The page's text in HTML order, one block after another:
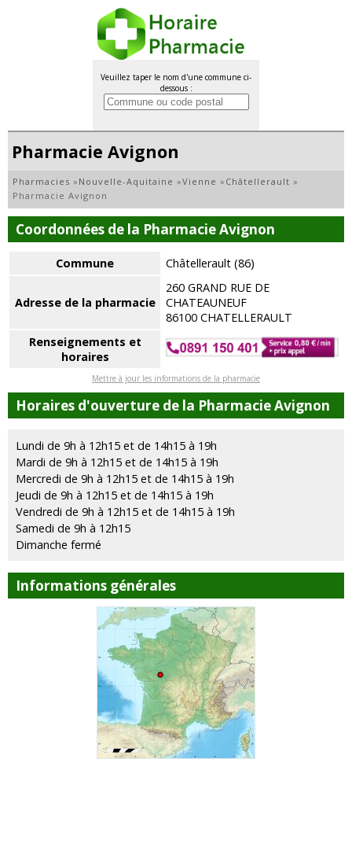
Veuillez taper le nom d'une commune ci-
dessous :
Pharmacie Avignon
Pharmacies » Nouvelle-Aquitaine »Vienne » Châtellerault »
Pharmacie Avignon
Coordonnées de la Pharmacie Avignon
Commune Châtellerault (86)
Adresse de la pharmacie
260 GRAND RUE DE
CHATEAUNEUF
86100 CHATELLERAULT
Renseignements et
horaires
Mettre à jour les informations de la pharmacie
Horaires d'ouverture de la Pharmacie Avignon
Lundi de 9h à 12h15 et de 14h15 à 19h
Mardi de 9h à 12h15 et de 14h15 à 19h
Mercredi de 9h à 12h15 et de 14h15 à 19h
Jeudi de 9h à 12h15 et de 14h15 à 19h
Vendredi de 9h à 12h15 et de 14h15 à 19h
Samedi de 9h à 12h15
Dimanche fermé
Informations générales